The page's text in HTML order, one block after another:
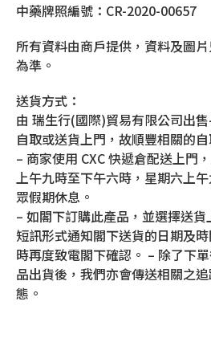
中藥牌照編號：CR-2020-00657
所有資料由商戶提供，資料及圖
為準。
送貨方式：
由 瑞生行(國際)貿易有限公司出
自取或送貨上門，故順豐相關的
– 商家使用 CXC 快遞倉配送上門
上午九時至下午六時，星期六上
眾假期休息。
– 如閣下訂購此產品，並選擇送
短訊形式通知閣下送貨的日期及
時再度致電閣下確認。 – 除了下
品出貨後，我們亦會傳送相關之
態。